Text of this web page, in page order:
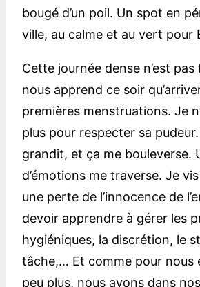
bougé d’un poil. Un spot en
ville, au calme et au vert pour
Cette journée dense n’est
nous apprend ce soir
premières menstruations. Je
plus pour respecter sa
grandit, et ça me bouleverse.
d’émotions me traverse. Je
une perte de l’innocence de
devoir apprendre à gérer les
hygiéniques, la discrétion, le
tâche,… Et comme pour nous
peu plus, nous avons dans